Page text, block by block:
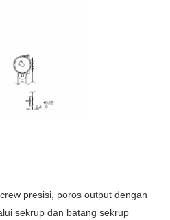
presisi, poros output dengan
sekrup dan batang sekrup